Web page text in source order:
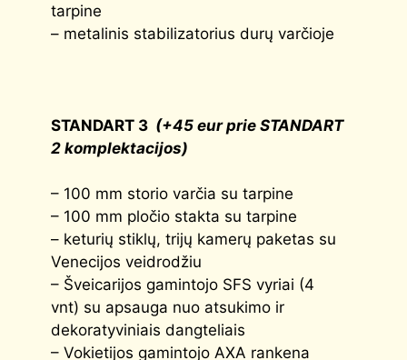
tarpine
– metalinis stabilizatorius durų varčioje
STANDART 3 (+45 eur prie STANDART
2 komplektacijos)
– 100 mm storio varčia su tarpine
– 100 mm pločio stakta su tarpine
– keturių stiklų, trijų kamerų paketas su
Venecijos veidrodžiu
– Šveicarijos gamintojo SFS vyriai (4
vnt) su apsauga nuo atsukimo ir
dekoratyviniais dangteliais
– Vokietijos gamintojo AXA rankena